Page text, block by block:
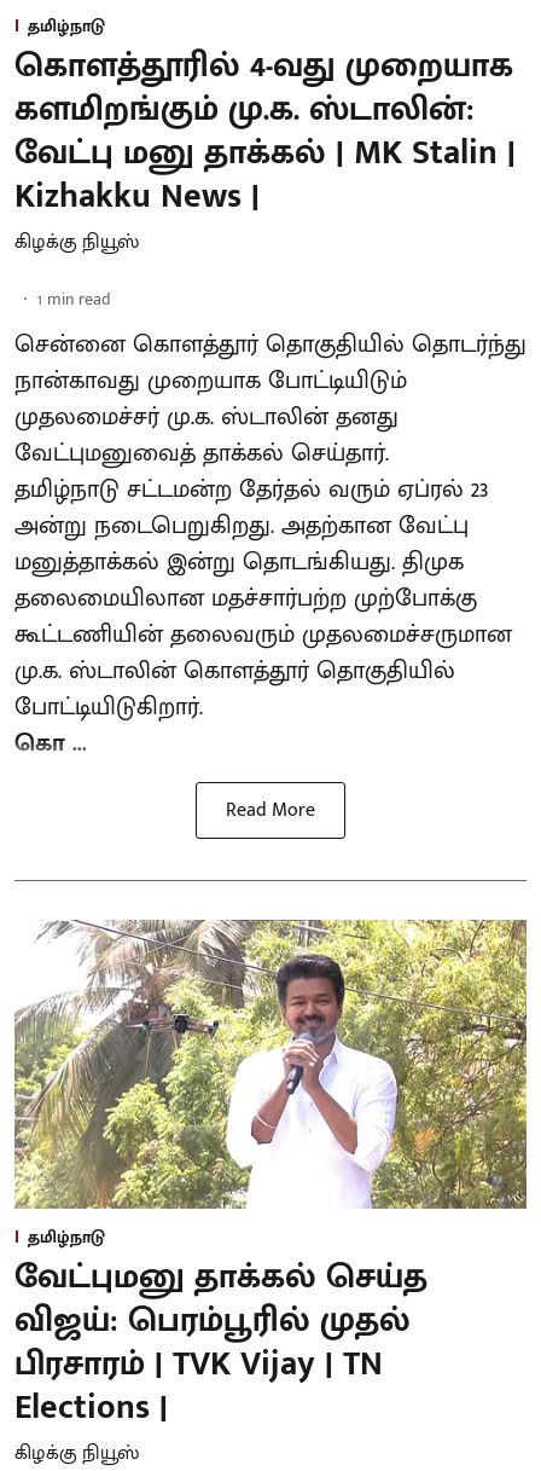
தமிழ்நாடு
கொளத்தூரில் 4-வது முறையாக
களமிறங்கும் மு.க. ஸ்டாலின்:
வேட்பு மனு தாக்கல் | MK Stalin |
Kizhakku News |
கிழக்கு நியூஸ்
1 min read
சென்னை கொளத்தூர் தொகுதியில் தொடர்ந்து
நான்காவது முறையாக போட்டியிடும்
முதலமைச்சர் மு.க. ஸ்டாலின் தனது
வேட்புமனுவைத் தாக்கல் செய்தார்.
தமிழ்நாடு சட்டமன்ற தேர்தல் வரும் ஏப்ரல் 23
அன்று நடைபெறுகிறது. அதற்கான வேட்பு
மனுத்தாக்கல் இன்று தொடங்கியது. திமுக
தலைமையிலான மதச்சார்பற்ற முற்போக்கு
கூட்டணியின் தலைவரும் முதலமைச்சருமான
மு.க. ஸ்டாலின் கொளத்தூர் தொகுதியில்
போட்டியிடுகிறார்.
கொ ...
Read More
தமிழ்நாடு
வேட்புமனு தாக்கல் செய்த
விஜய்: பெரம்பூரில் முதல்
பிரசாரம் | TVK Vijay | TN
Elections |
கிழக்கு நியூஸ்